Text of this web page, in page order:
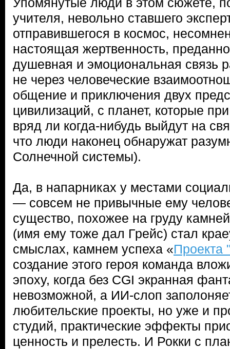
учителя, невольно ставшего
отправившегося в космос,
настоящая жертвенность,
душевная и эмоциональная связь
не через человеческие
общение и приключения двух
цивилизаций, с планет, которые
вряд ли когда-нибудь выйдут на
что люди наконец обнаружат
Солнечной системы).
Да, в напарниках у местами
— совсем не привычные ему
существо, похожее на груду
(имя ему тоже дал Грейс) стал
смыслах, камнем успеха «Проекта
создание этого героя команда
эпоху, когда без CGI экранная
невозможной, а ИИ-слоп
любительские проекты, но уже и
студий, практические эффекты
ценность и прелесть. И Рокки с